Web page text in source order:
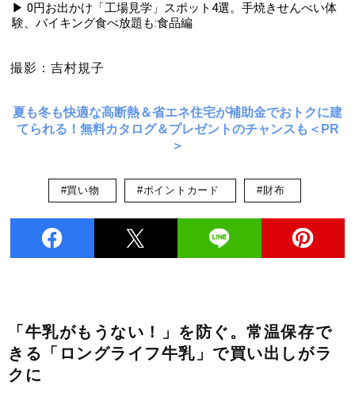
▶ 0円お出かけ「工場見学」スポット4選。手焼きせんべい体
験、バイキング食べ放題も:食品編
撮影：吉村規子
夏も冬も快適な高断熱＆省エネ住宅が補助金でおトクに建
てられる！無料カタログ＆プレゼントのチャンスも＜PR
＞
#買い物 #ポイントカード #財布
「牛乳がもうない！」を防ぐ。常温保存で
きる「ロングライフ牛乳」で買い出しがラ
クに